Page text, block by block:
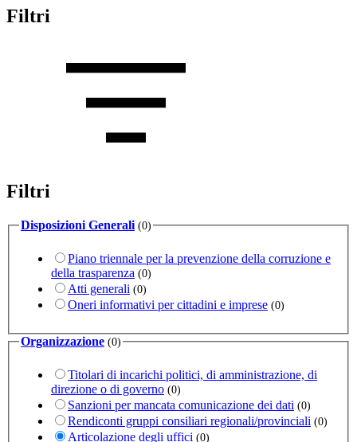
Filtri
Filtri
Disposizioni Generali (0)
Piano triennale per la prevenzione della corruzione e
della trasparenza (0)
Atti generali (0)
Oneri informativi per cittadini e imprese (0)
Organizzazione (0)
Titolari di incarichi politici, di amministrazione, di
direzione o di governo (0)
Sanzioni per mancata comunicazione dei dati (0)
Rendiconti gruppi consiliari regionali/provinciali (0)
Articolazione degli uffici (0)